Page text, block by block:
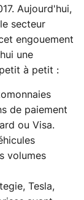
Aujourd'hui,
secteur
engouement
une
à petit :
de paiement
ou Visa.
volumes
Tesla,